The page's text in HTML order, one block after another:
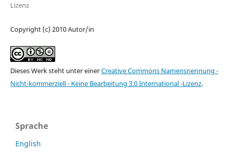
Lizenz
Copyright (c) 2010 Autor/in
Dieses Werk steht unter einerCreative Commons Namensnennung -
Nicht-kommerziell - Keine Bearbeitung 3.0 International -Lizenz.
Sprache
English